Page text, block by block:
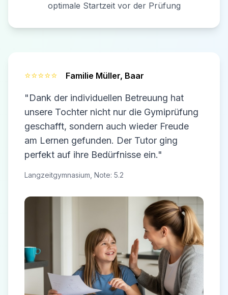
optimale Startzeit vor der Prüfung
⭐⭐⭐⭐⭐ Familie Müller, Baar
"Dank der individuellen Betreuung hat
unsere Tochter nicht nur die Gymiprüfung
geschafft, sondern auch wieder Freude
am Lernen gefunden. Der Tutor ging
perfekt auf ihre Bedürfnisse ein."
Langzeitgymnasium, Note: 5.2